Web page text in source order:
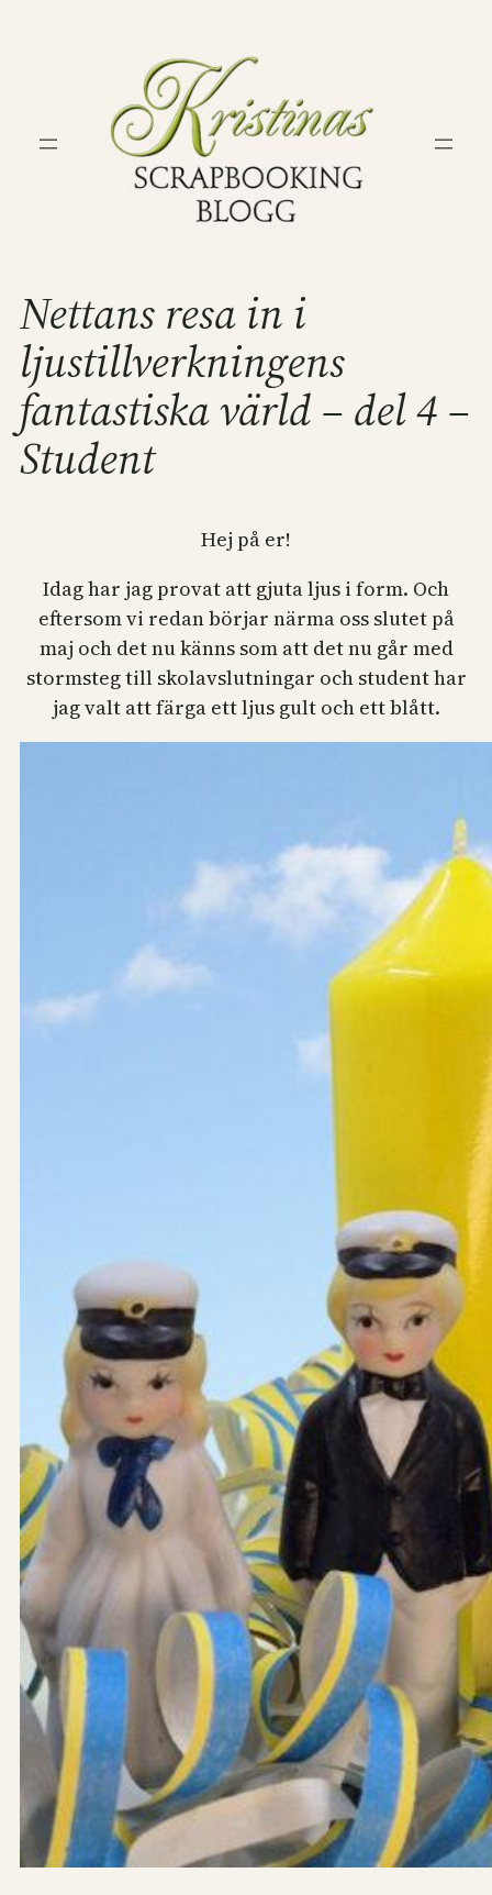
Nettans resa in i
ljustillverkningens
fantastiska värld – del 4 –
Student
Hej på er!
Idag har jag provat att gjuta ljus i form. Och
eftersom vi redan börjar närma oss slutet på
maj och det nu känns som att det nu går med
stormsteg till skolavslutningar och student har
jag valt att färga ett ljus gult och ett blått.